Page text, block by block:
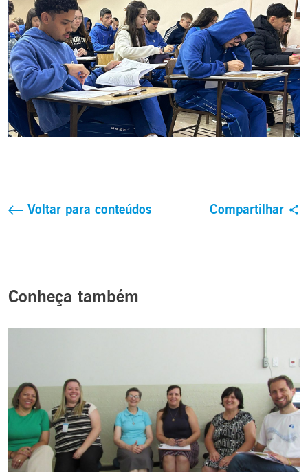
Voltar para conteúdos Compartilhar
Conheça também